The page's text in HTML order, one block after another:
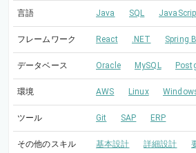
言語 Java SQL
フレームワーク React .NET Spring
データベース Oracle MySQL
環境 AWS Linux
ツール Git SAP ERP
その他のスキル 基本設計 詳細設計